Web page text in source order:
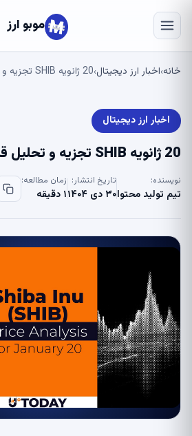
موبو ارز
خانه›اخبار ارز دیجیتال›20 ژانویه SHIB تجزیه و تحلیل قیمت – U.Today
اخبار ارز دیجیتال
20 ژانویه SHIB تجزیه و تحلیل قیمت – U.Today
نویسنده:
تیم تولید محتوا
تاریخ انتشار:
۳۰ دی ۱۴۰۴
زمان مطالعه:
۱ دقیقه